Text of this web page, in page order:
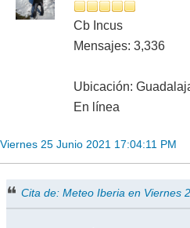
Cb Incus
Mensajes: 3,336
Ubicación:
En línea
Viernes 25 Junio 2021 17:04:11 PM
Cita de: Meteo Iberia en Viernes